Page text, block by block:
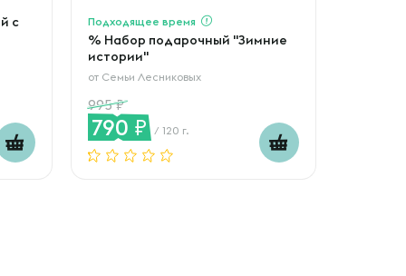
с Подходящее время
% Набор подарочный "Зимние
истории"
от Семьи Лесниковых
995
790 / 120 г.